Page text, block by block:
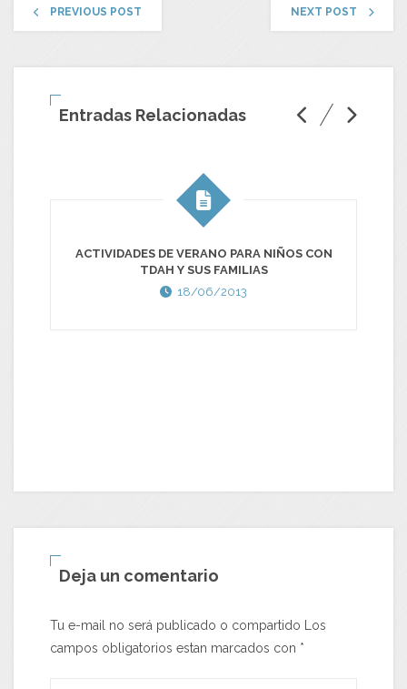
PREVIOUS POST NEXT POST
Entradas Relacionadas
ACTIVIDADES DE VERANO PARA NIÑOS CON
TDAH Y SUS FAMILIAS
18/06/2013
Deja un comentario
Tu e-mail no será publicado o compartido Los
campos obligatorios estan marcados con *